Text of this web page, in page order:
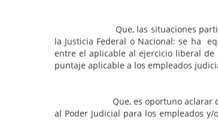
Que, las situaciones particulares
la Justicia Federal o Nacional: se ha
entre el aplicable al ejercicio liberal de
puntaje aplicable a los empleados
Que, es oportuno aclarar que la
al Poder Judicial para los empleados